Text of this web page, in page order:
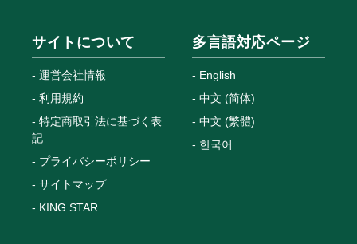
サイトについて
運営会社情報
利用規約
特定商取引法に基づく表
記
プライバシーポリシー
サイトマップ
KING STAR
多言語対応ページ
English
中文 (简体)
中文 (繁體)
한국어